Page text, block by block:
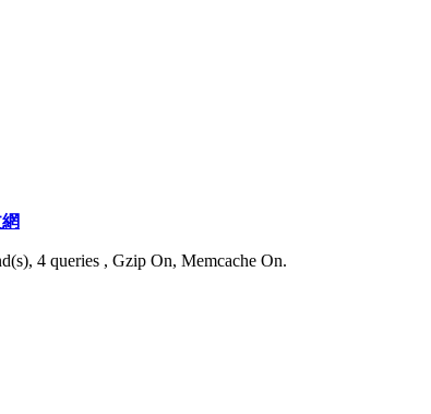
4 queries , Gzip On, Memcache On.